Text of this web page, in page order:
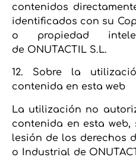
contenidos
identificados con su
o propiedad
de ONUTACTIL S.L.
12. Sobre la
contenida en esta web
La utilización no
contenida en esta web,
lesión de los derechos
o Industrial de